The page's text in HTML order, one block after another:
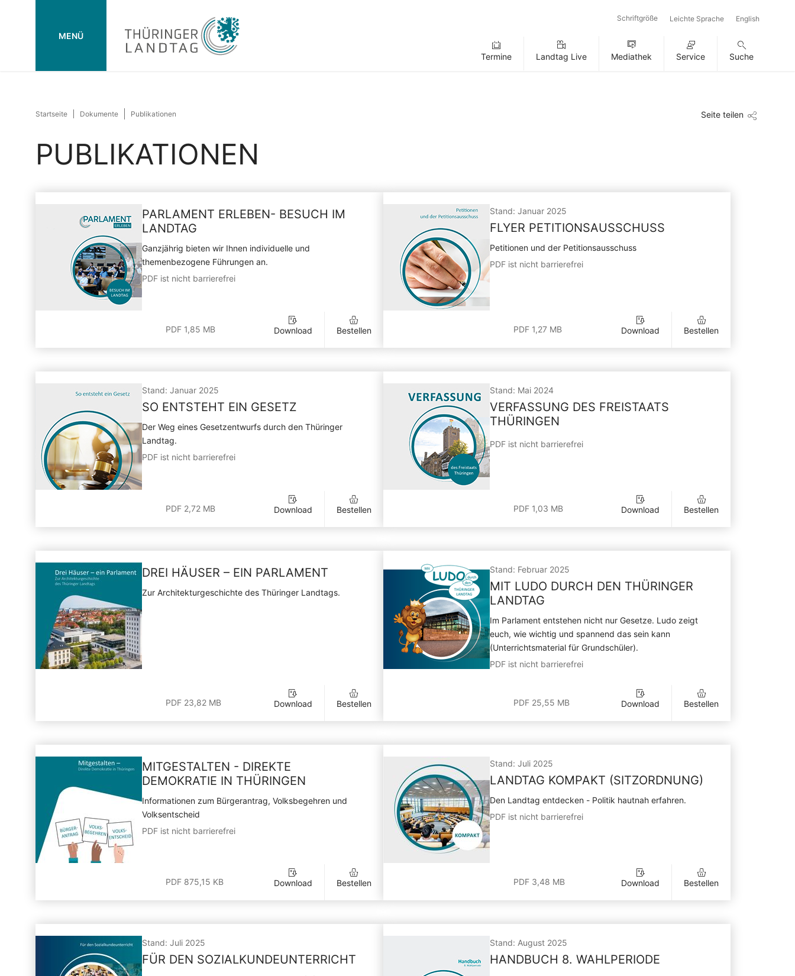
MENÜ
Schriftgröße Leichte Sprache English
Termine Landtag Live Mediathek Service Suche
Startseite Dokumente Publikationen Seite teilen
PUBLIKATIONEN
PARLAMENT ERLEBEN- BESUCH IM
LANDTAG
Ganzjährig bieten wir Ihnen individuelle und
themenbezogene Führungen an.
PDF ist nicht barrierefrei
PDF 1,85 MB Download Bestellen
Stand: Januar 2025
FLYER PETITIONSAUSSCHUSS
Petitionen und der Petitionsausschuss
PDF ist nicht barrierefrei
PDF 1,27 MB Download Bestellen
Stand: Januar 2025
SO ENTSTEHT EIN GESETZ
Der Weg eines Gesetzentwurfs durch den Thüringer
Landtag.
PDF ist nicht barrierefrei
PDF 2,72 MB Download Bestellen
Stand: Mai 2024
VERFASSUNG DES FREISTAATS
THÜRINGEN
PDF ist nicht barrierefrei
PDF 1,03 MB Download Bestellen
DREI HÄUSER – EIN PARLAMENT
Zur Architekturgeschichte des Thüringer Landtags.
PDF 23,82 MB Download Bestellen
Stand: Februar 2025
MIT LUDO DURCH DEN THÜRINGER
LANDTAG
Im Parlament entstehen nicht nur Gesetze. Ludo zeigt
euch, wie wichtig und spannend das sein kann
(Unterrichtsmaterial für Grundschüler).
PDF ist nicht barrierefrei
PDF 25,55 MB Download Bestellen
MITGESTALTEN - DIREKTE
DEMOKRATIE IN THÜRINGEN
Informationen zum Bürgerantrag, Volksbegehren und
Volksentscheid
PDF ist nicht barrierefrei
PDF 875,15 KB Download Bestellen
Stand: Juli 2025
LANDTAG KOMPAKT (SITZORDNUNG)
Den Landtag entdecken - Politik hautnah erfahren.
PDF ist nicht barrierefrei
PDF 3,48 MB Download Bestellen
Stand: Juli 2025
FÜR DEN SOZIALKUNDEUNTERRICHT
Stand: August 2025
HANDBUCH 8. WAHLPERIODE